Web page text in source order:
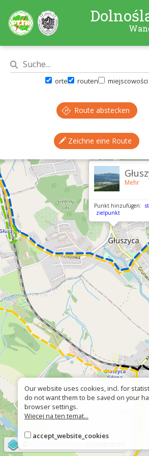
Mehr
Punkt hinzufügen:
zielpunkt
orte routen miejscowości
Route abstecken
Zeichne eine Route
Our website uses cookies, incl. for
do not want them to be saved on your
browser settings.
Więcej na ten temat...
accept_website_cookies